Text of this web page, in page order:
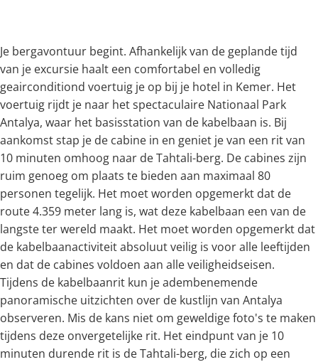
Je bergavontuur begint. Afhankelijk van de geplande tijd
van je excursie haalt een comfortabel en volledig
geairconditiond voertuig je op bij je hotel in Kemer. Het
voertuig rijdt je naar het spectaculaire Nationaal Park
Antalya, waar het basisstation van de kabelbaan is. Bij
aankomst stap je de cabine in en geniet je van een rit van
10 minuten omhoog naar de Tahtali-berg. De cabines zijn
ruim genoeg om plaats te bieden aan maximaal 80
personen tegelijk. Het moet worden opgemerkt dat de
route 4.359 meter lang is, wat deze kabelbaan een van de
langste ter wereld maakt. Het moet worden opgemerkt dat
de kabelbaanactiviteit absoluut veilig is voor alle leeftijden
en dat de cabines voldoen aan alle veiligheidseisen.
Tijdens de kabelbaanrit kun je adembenemende
panoramische uitzichten over de kustlijn van Antalya
observeren. Mis de kans niet om geweldige foto's te maken
tijdens deze onvergetelijke rit. Het eindpunt van je 10
minuten durende rit is de Tahtali-berg, die zich op een